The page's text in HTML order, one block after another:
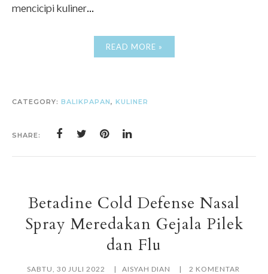
mencicipi kuliner...
READ MORE »
CATEGORY: BALIKPAPAN, KULINER
SHARE:
Betadine Cold Defense Nasal
Spray Meredakan Gejala Pilek
dan Flu
SABTU, 30 JULI 2022 AISYAH DIAN 2 KOMENTAR